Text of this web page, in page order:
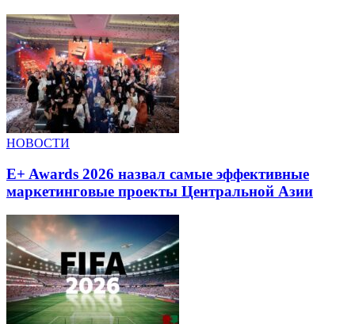
НОВОСТИ
E+ Awards 2026 назвал самые эффективные
маркетинговые проекты Центральной Азии